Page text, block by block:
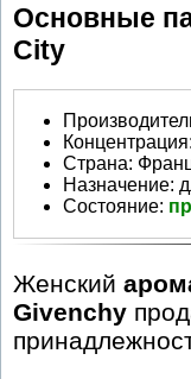
Основные
City
Концентрация:
Страна:
Назначение:
Состояние:
Женский
Givenchy